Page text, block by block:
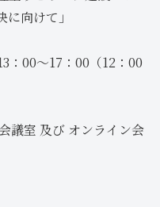
向けて」
：00～17：00（12：00
議室 及び オンライン会